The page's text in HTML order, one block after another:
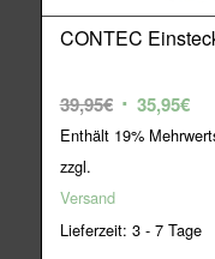
CONTEC
39,95€
Preis
35,95€
Enthält 19%
zzgl.
Versand
Lieferzeit: 3 - 7 Tage